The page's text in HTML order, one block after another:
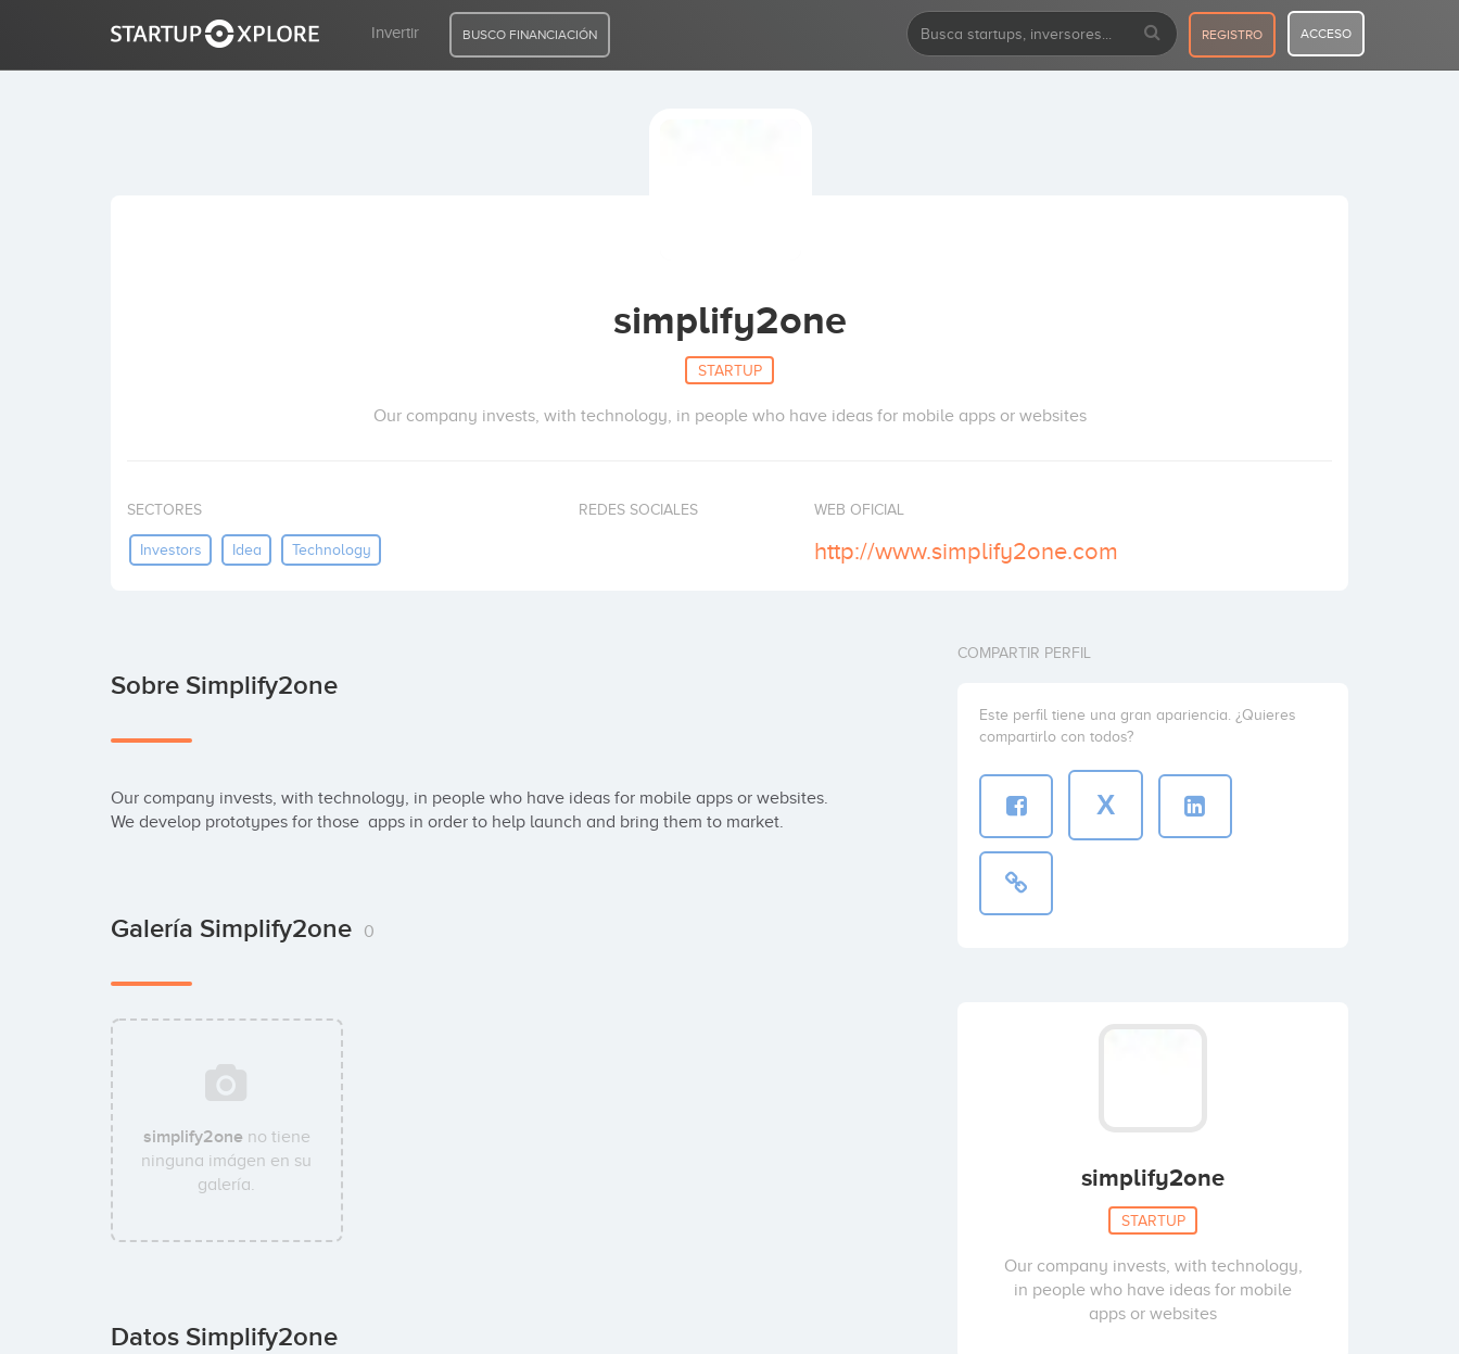
Invertir BUSCO FINANCIACIÓN REGISTRO ACCESO
simplify2one
STARTUP
Our company invests, with technology, in people who have ideas for mobile apps or websites
SECTORES
Investors Idea Technology
REDES SOCIALES WEB OFICIAL
http://www.simplify2one.com
Sobre Simplify2one
Our company invests, with technology, in people who have ideas for mobile apps or websites.
We develop prototypes for those  apps in order to help launch and bring them to market.
Galería Simplify2one 0
simplify2oneno tiene
ninguna imágen en su
galería.
Datos Simplify2one
COMPARTIR PERFIL
Este perfil tiene una gran apariencia. ¿Quieres
compartirlo con todos?
X
simplify2one
STARTUP
Our company invests, with technology,
in people who have ideas for mobile
apps or websites